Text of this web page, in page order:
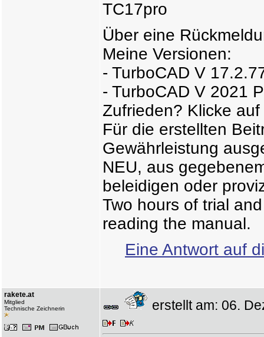
TC17pro
Über eine
Meine Versionen:
- TurboCAD V
- TurboCAD V 2021
Zufrieden? Klicke
Für die erstellten
Gewährleistung
NEU, aus
beleidigen oder
Two hours of trial
reading the manual.
Eine Antwort auf
rakete.at
Mitglied
Technische Zeichnerin
erstellt am: 06.